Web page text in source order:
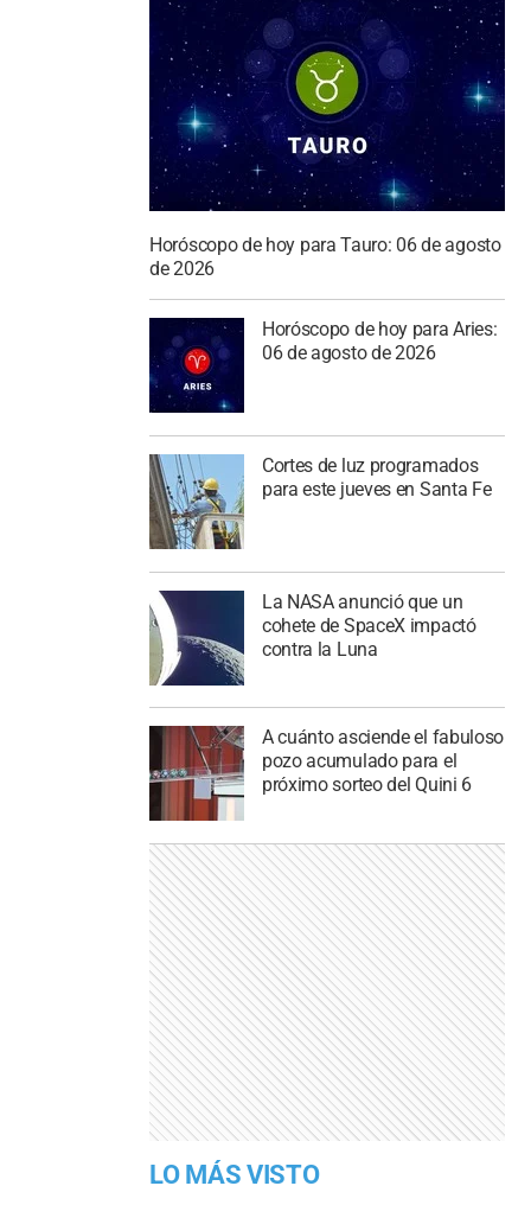
Horóscopo de hoy para Tauro: 06 de agosto
de 2026
Horóscopo de hoy para Aries:
06 de agosto de 2026
Cortes de luz programados
para este jueves en Santa Fe
La NASA anunció que un
cohete de SpaceX impactó
contra la Luna
A cuánto asciende el fabuloso
pozo acumulado para el
próximo sorteo del Quini 6
LO MÁS VISTO